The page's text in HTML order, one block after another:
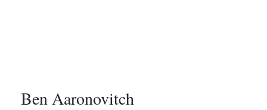
Ben Aaronovitch